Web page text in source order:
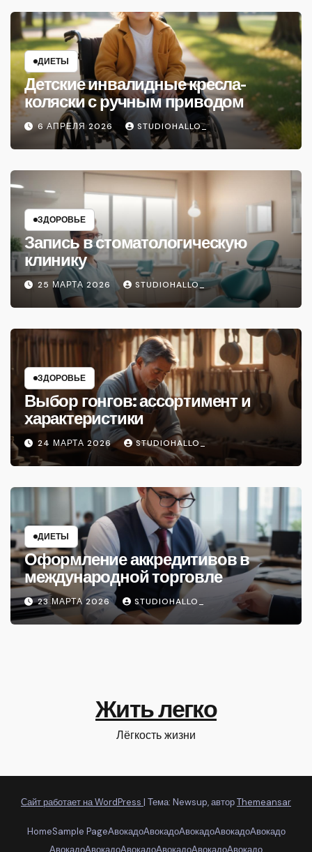
ДИЕТЫ
Детские инвалидные кресла-
коляски с ручным приводом
6 АПРЕЛЯ 2026 STUDIOHALLO_
ЗДОРОВЬЕ
Запись в стоматологическую
клинику
25 МАРТА 2026 STUDIOHALLO_
ЗДОРОВЬЕ
Выбор гонгов: ассортимент и
характеристики
24 МАРТА 2026 STUDIOHALLO_
ДИЕТЫ
Оформление аккредитивов в
международной торговле
23 МАРТА 2026 STUDIOHALLO_
Жить легко
Лёгкость жизни
Сайт работает на WordPress | Тема: Newsup, авторThemeansar
HomeSample PageАвокадоАвокадоАвокадоАвокадоАвокадо